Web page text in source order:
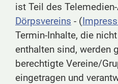
ist Teil des
Dörpsvereins - (
Termin-Inhalte, die
enthalten sind, werden
berechtigte Vereine/
eingetragen und